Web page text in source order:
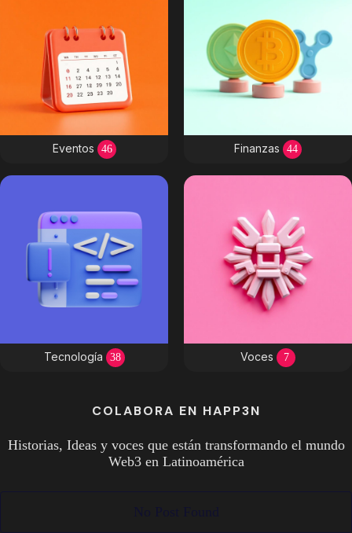
Eventos 46 Finanzas 44
Tecnología 38 Voces 7
COLABORA EN HAPP3N
Historias, Ideas y voces que están transformando el mundo
Web3 en Latinoamérica